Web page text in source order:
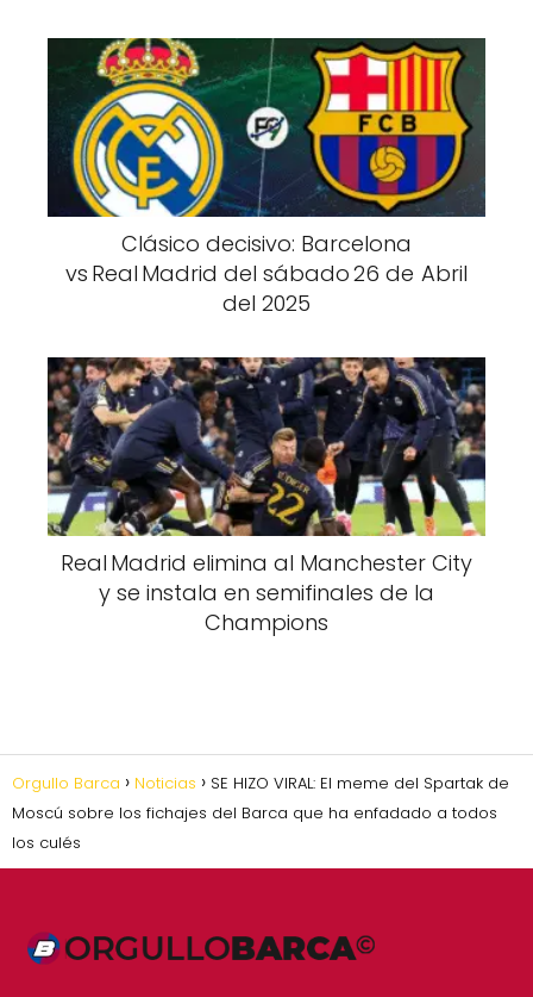
Clásico decisivo: Barcelona
vs Real Madrid del sábado 26 de Abril
del 2025
Real Madrid elimina al Manchester City
y se instala en semifinales de la
Champions
Orgullo Barca Noticias
SE HIZO VIRAL: El meme del Spartak de
Moscú sobre los fichajes del Barca que ha enfadado a todos
los culés